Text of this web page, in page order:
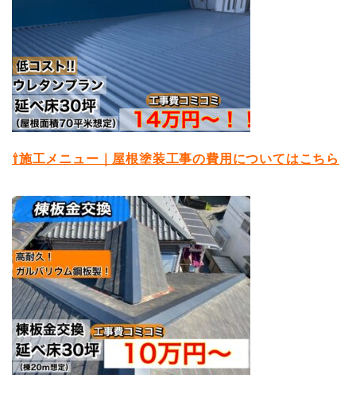
⇧施工メニュー｜屋根塗装工事の費用についてはこちら